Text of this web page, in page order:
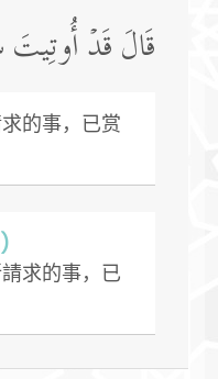
قَالَ قَدۡ
的事，已赏
求的事，已